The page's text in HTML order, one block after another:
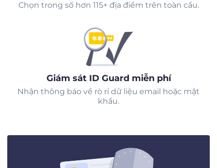
Chọn trong số hơn 115+ địa điểm trên toàn cầu.
Giám sát ID Guard miễn phí
Nhận thông báo về rò rỉ dữ liệu email hoặc mật
khẩu.